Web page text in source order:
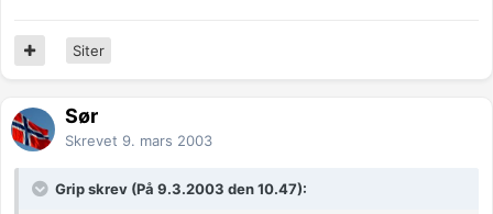
Siter
Sør
Skrevet 9. mars 2003
Grip skrev (På 9.3.2003 den 10.47):